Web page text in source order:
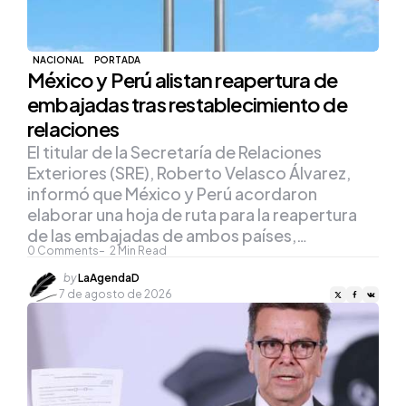
NACIONAL PORTADA
México y Perú alistan reapertura de
embajadas tras restablecimiento de
relaciones
0 Comments 2 Min Read
El titular de la Secretaría de Relaciones
Exteriores (SRE), Roberto Velasco Álvarez,
informó que México y Perú acordaron
elaborar una hoja de ruta para la reapertura
de las embajadas de ambos países,…
Posted
by
byLaAgendaD
7 de agosto de 2026